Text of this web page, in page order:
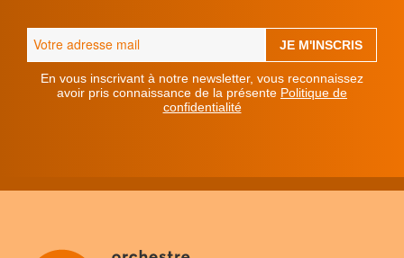
En vous inscrivant à notre newsletter, vous reconnaissez
avoir pris connaissance de la présente Politique de
confidentialité